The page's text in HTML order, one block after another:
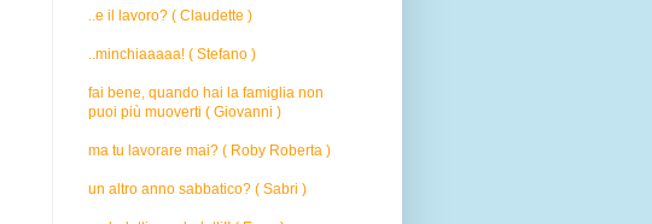
..e il lavoro? ( Claudette )
..minchiaaaaa! ( Stefano )
fai bene, quando hai la famiglia non
puoi più muoverti ( Giovanni )
ma tu lavorare mai? ( Roby Roberta )
un altro anno sabbatico? ( Sabri )